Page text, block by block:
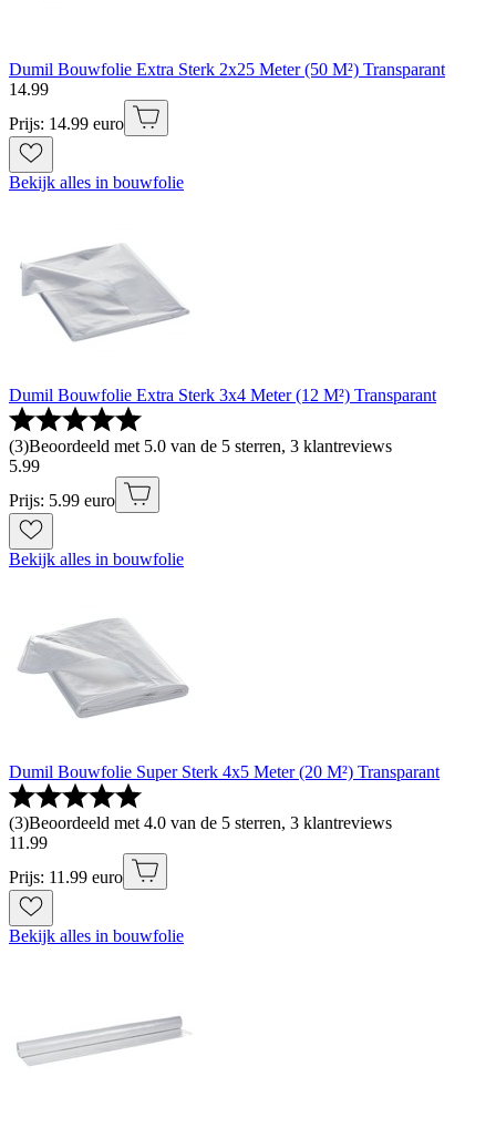
Dumil Bouwfolie Extra Sterk 2x25 Meter (50 M²) Transparant
14.99
Prijs: 14.99 euro
Bekijk alles in bouwfolie
Dumil Bouwfolie Extra Sterk 3x4 Meter (12 M²) Transparant
(3)Beoordeeld met 5.0 van de 5 sterren, 3 klantreviews
5.99
Prijs: 5.99 euro
Bekijk alles in bouwfolie
Dumil Bouwfolie Super Sterk 4x5 Meter (20 M²) Transparant
(3)Beoordeeld met 4.0 van de 5 sterren, 3 klantreviews
11 .99
Prijs: 11.99 euro
Bekijk alles in bouwfolie